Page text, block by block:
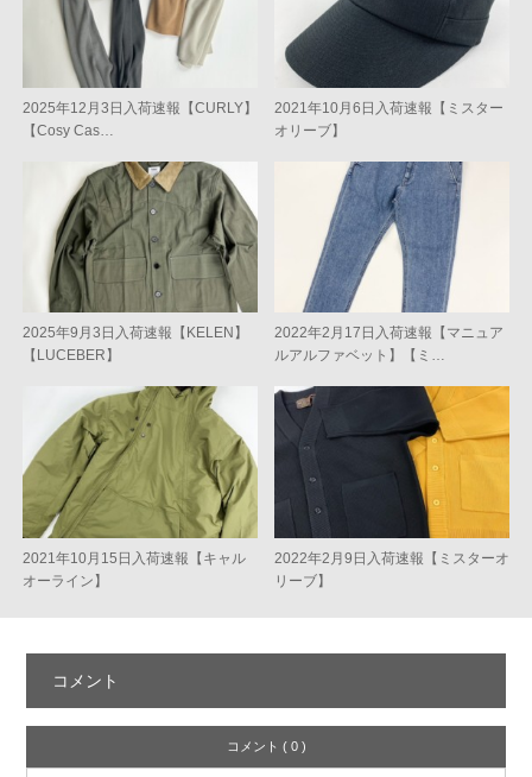
2025年12月3日入荷速報【CURLY】
【Cosy Cas…
2021年10月6日入荷速報【ミスター
オリーブ】
2025年9月3日入荷速報【KELEN】
【LUCEBER】
2022年2月17日入荷速報【マニュア
ルアルファベット】【ミ…
2021年10月15日入荷速報【キャル
オーライン】
2022年2月9日入荷速報【ミスターオ
リーブ】
コメント
コメント ( 0 )